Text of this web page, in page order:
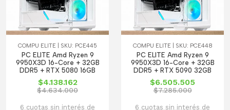
COMPU ELITE | SKU: PCE445
PC ELITE Amd Ryzen 9
9950X3D 16-Core + 32GB
DDR5 + RTX 5080 16GB
$4.138.162
$4.634.000
6 cuotas sin interés de
COMPU ELITE | SKU: PCE448
PC ELITE Amd Ryzen 9
9950X3D 16-Core + 32GB
DDR5 + RTX 5090 32GB
$6.505.505
$7.285.000
6 cuotas sin interés de